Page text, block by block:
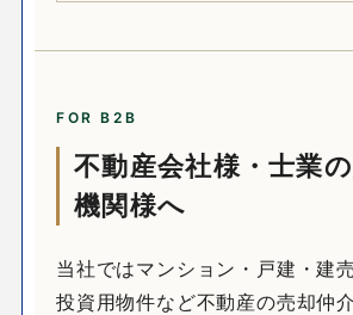
FOR B2B
不動産会社様・士業
機関様へ
当社ではマンション・戸建・建
投資用物件など不動産の売却仲